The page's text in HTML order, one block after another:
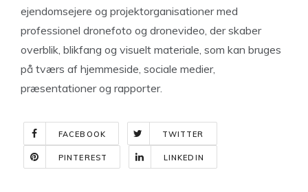
ejendomsejere og projektorganisationer med
professionel dronefoto og dronevideo, der skaber
overblik, blikfang og visuelt materiale, som kan bruges
på tværs af hjemmeside, sociale medier,
præsentationer og rapporter.
FACEBOOK TWITTER
PINTEREST LINKEDIN